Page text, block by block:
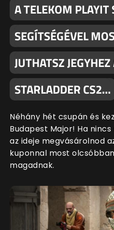
A TELEKOM PLAYIT
SEGÍTSÉGÉVEL
JUTHATSZ
STARLADDER CS2…
Néhány hét csupán és
Budapest Major! Ha
az ideje megvásárolnod
kuponnal most
magadnak.